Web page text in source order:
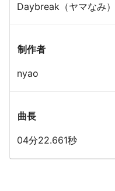
Daybreak（ヤマなみ
制作者
nyao
曲長
04分22.661秒